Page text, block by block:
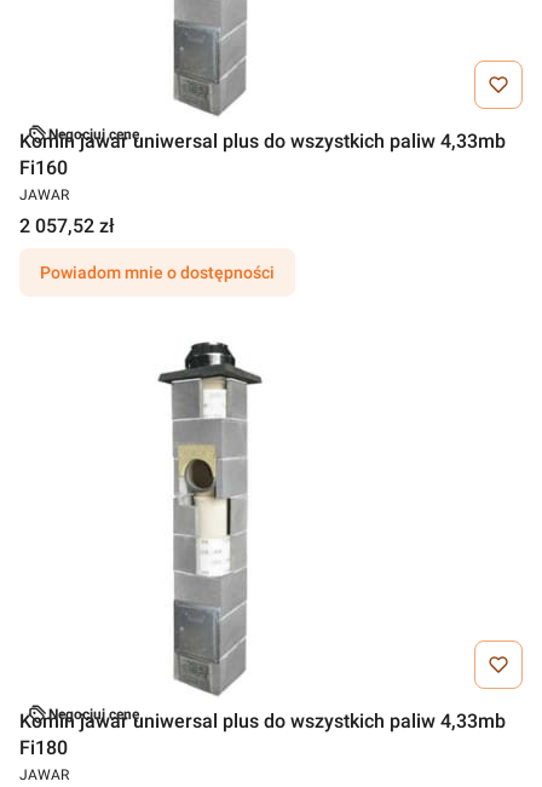
Negocjuj cenę
Komin jawar uniwersal plus do wszystkich paliw 4,33mb
Fi160
JAWAR
2 057,52 zł
Powiadom mnie o dostępności
Negocjuj cenę
Komin jawar uniwersal plus do wszystkich paliw 4,33mb
Fi180
JAWAR